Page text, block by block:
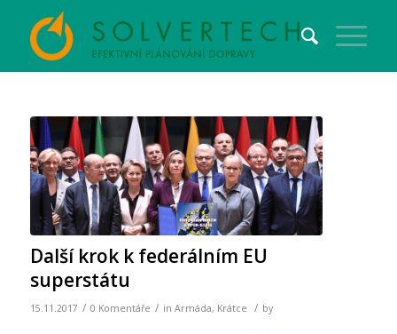
Další krok k federálním EU
superstátu
15.11.2017 / 0 Komentáře / in Armáda, Krátce / by